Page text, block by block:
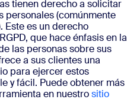
tienen derecho a solicitar
personales (comúnmente
Este es un derecho
que hace énfasis en la
las personas sobre sus
a sus clientes una
para ejercer estos
y fácil. Puede obtener más
en nuestrositio